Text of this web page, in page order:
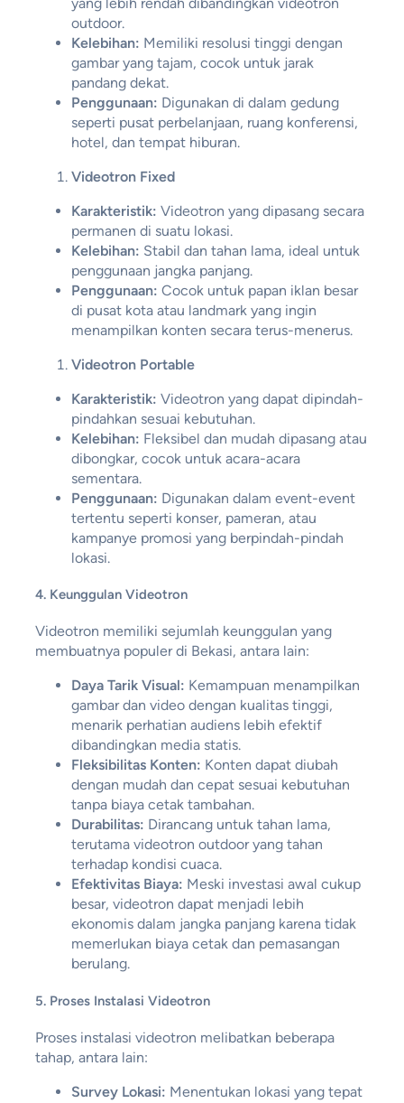
outdoor.
Kelebihan: Memiliki resolusi tinggi dengan
gambar yang tajam, cocok untuk jarak
pandang dekat.
Penggunaan: Digunakan di dalam gedung
seperti pusat perbelanjaan, ruang konferensi,
hotel, dan tempat hiburan.
Videotron Fixed
Karakteristik: Videotron yang dipasang secara
permanen di suatu lokasi.
Kelebihan: Stabil dan tahan lama, ideal untuk
penggunaan jangka panjang.
Penggunaan: Cocok untuk papan iklan besar
di pusat kota atau landmark yang ingin
menampilkan konten secara terus-menerus.
Videotron Portable
Karakteristik: Videotron yang dapat dipindah-
pindahkan sesuai kebutuhan.
Kelebihan: Fleksibel dan mudah dipasang atau
dibongkar, cocok untuk acara-acara
sementara.
Penggunaan: Digunakan dalam event-event
tertentu seperti konser, pameran, atau
kampanye promosi yang berpindah-pindah
lokasi.
4. Keunggulan Videotron
Videotron memiliki sejumlah keunggulan yang
membuatnya populer di Bekasi, antara lain:
Daya Tarik Visual: Kemampuan menampilkan
gambar dan video dengan kualitas tinggi,
menarik perhatian audiens lebih efektif
dibandingkan media statis.
Fleksibilitas Konten: Konten dapat diubah
dengan mudah dan cepat sesuai kebutuhan
tanpa biaya cetak tambahan.
Durabilitas: Dirancang untuk tahan lama,
terutama videotron outdoor yang tahan
terhadap kondisi cuaca.
Efektivitas Biaya: Meski investasi awal cukup
besar, videotron dapat menjadi lebih
ekonomis dalam jangka panjang karena tidak
memerlukan biaya cetak dan pemasangan
berulang.
5. Proses Instalasi Videotron
Proses instalasi videotron melibatkan beberapa
tahap, antara lain:
Survey Lokasi: Menentukan lokasi yang tepat